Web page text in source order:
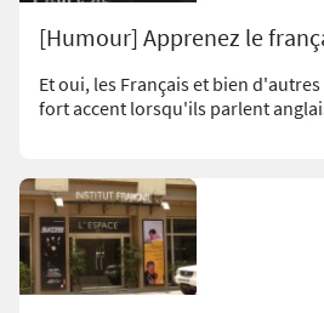
[Humour] Apprenez le
Et oui, les Français et bien
fort accent lorsqu'ils parlent